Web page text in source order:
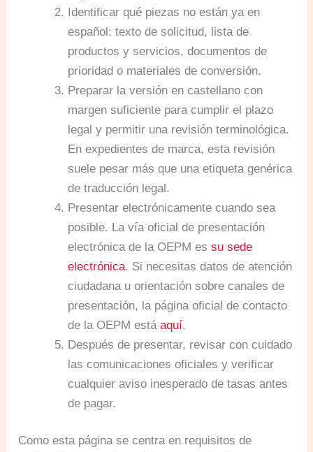
Identificar qué piezas no están ya en
español: texto de solicitud, lista de
productos y servicios, documentos de
prioridad o materiales de conversión.
Preparar la versión en castellano con
margen suficiente para cumplir el plazo
legal y permitir una revisión terminológica.
En expedientes de marca, esta revisión
suele pesar más que una etiqueta genérica
de traducción legal.
Presentar electrónicamente cuando sea
posible. La vía oficial de presentación
electrónica de la OEPM essu sede
electrónica. Si necesitas datos de atención
ciudadana u orientación sobre canales de
presentación, la página oficial de contacto
de la OEPM estáaquí.
Después de presentar, revisar con cuidado
las comunicaciones oficiales y verificar
cualquier aviso inesperado de tasas antes
de pagar.
Como esta página se centra en requisitos de